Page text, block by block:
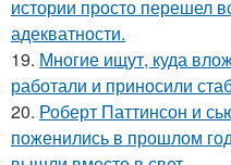
истории просто перешел
адекватности.
19. Многие ищут, куда
работали и приносили
20. Роберт Паттинсон и
поженились в прошлом